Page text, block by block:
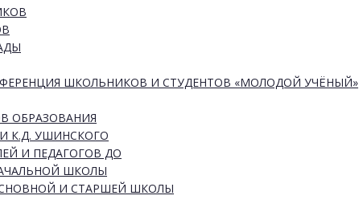
ШКОЛЬНИКОВ И СТУДЕНТОВ «МОЛОДОЙ УЧЁНЫЙ»
ОБРАЗОВАНИЯ
К.Д. УШИНСКОГО
И ПЕДАГОГОВ ДО
ШКОЛЫ
И СТАРШЕЙ ШКОЛЫ